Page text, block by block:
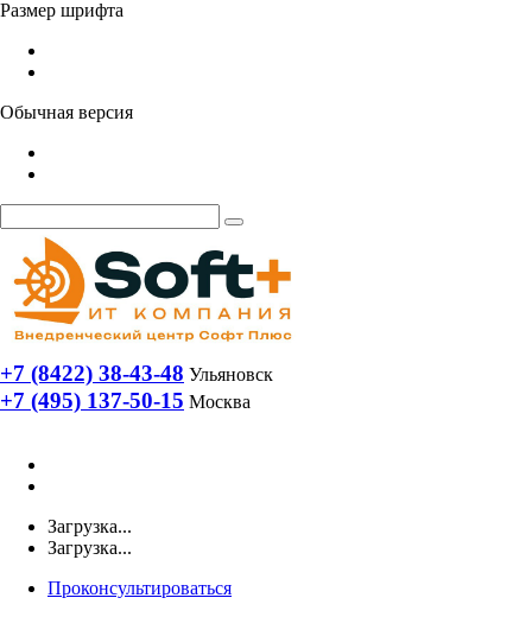
Размер шрифта
Обычная версия
+7 (8422) 38-43-48 Ульяновск
+7 (495) 137-50-15 Москва
Загрузка...
Загрузка...
Проконсультироваться